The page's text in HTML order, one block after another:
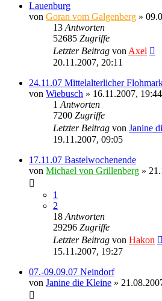
Lauenburg
von Goran vom Galgenberg »
13Antworten
52685 Zugriffe
Letzter Beitrag vonAxel
20.11.2007, 20:11
24.11.07 Mittelalterlicher
von Wiebusch » 16.11.2007, 19:44
1Antworten
7200 Zugriffe
Letzter Beitrag von Janine
19.11.2007, 09:05
17.11.07 Bastelwochenende
von Michael von Grillenberg »
1
2
18Antworten
29296 Zugriffe
Letzter Beitrag von Hakon
15.11.2007, 19:27
07.-09.09.07 Neindorf
von Janine die Kleine »